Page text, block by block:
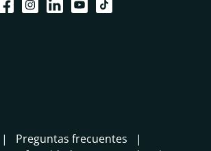
Preguntas frecuentes